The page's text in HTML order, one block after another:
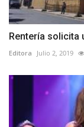
Rentería solicita
Editora Julio 2, 2019